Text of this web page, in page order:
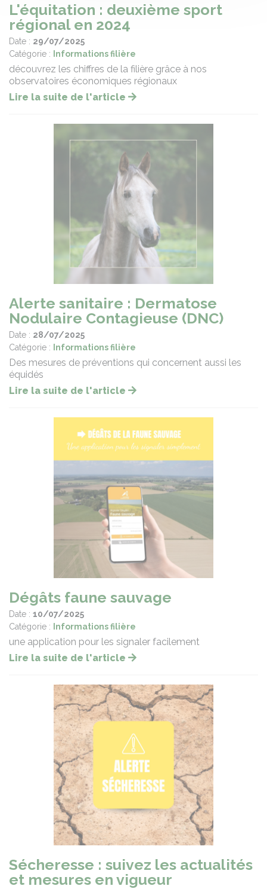
L'équitation : deuxième sport
régional en 2024
Date : 29/07/2025
Catégorie : Informations filière
découvrez les chiffres de la filière grâce à nos
observatoires économiques régionaux
Lire la suite de l'article
Alerte sanitaire : Dermatose
Nodulaire Contagieuse (DNC)
Date : 28/07/2025
Catégorie :
Informations filière
Des mesures de préventions qui concernent aussi les
équidés
Lire la suite de l'article
Dégâts faune sauvage
Date : 10/07/2025
Catégorie :
Informations filière
une application pour les signaler facilement
Lire la suite de l'article
Sécheresse : suivez les actualités
et mesures en vigueur